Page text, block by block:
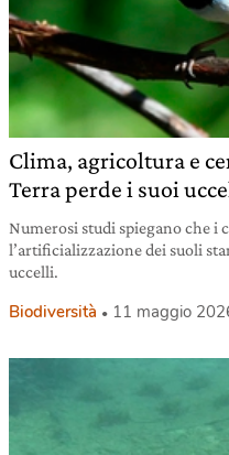
Clima, agricoltura e
Terra perde i suoi
Numerosi studi spiegano che
l’artificializzazione dei suoli
uccelli.
Biodiversità 11 maggio